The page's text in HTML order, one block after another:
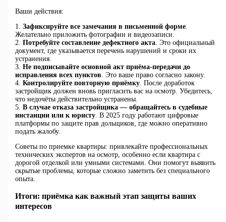
Ваши действия:
1. Зафиксируйте все замечания в письменной форме.
Желательно приложить фотографии и видеозаписи.
2. Потребуйте составление дефектного акта. Это официальный
документ, где указывается перечень нарушений и сроки их
устранения.
3. Не подписывайте основной акт приёма-передачи до
исправления всех пунктов . Это ваше право согласно закону.
4. Контролируйте повторную приёмку. После доработок
застройщик должен вновь пригласить вас на осмотр. Убедитесь,
что недочёты действительно устранены.
5. В случае отказа застройщика — обращайтесь в судебные
инстанции или к юристу. В 2025 году работают цифровые
платформы по защите прав дольщиков, где можно оперативно
подать жалобу.
Советы по приемке квартиры: привлекайте профессиональных
технических экспертов на осмотр, особенно если квартира с
дорогой отделкой или умными системами. Они помогут выявить
скрытые проблемы, которые сложно заметить без специального
опыта.
Итоги: приёмка как важный этап защиты ваших
интересов